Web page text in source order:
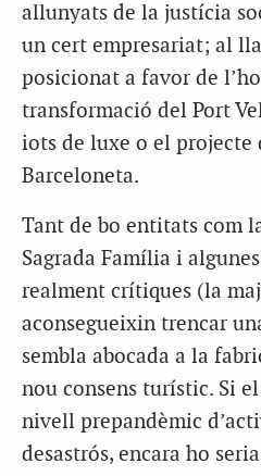
allunyats de la justícia
un cert empresariat; al
posicionat a favor de
transformació del Port
iots de luxe o el projecte
Barceloneta.
Tant de bo entitats com
Sagrada Família i
realment crítiques (la
aconsegueixin trencar
sembla abocada a la
nou consens turístic. Si
nivell prepandèmic
desastrós, encara ho